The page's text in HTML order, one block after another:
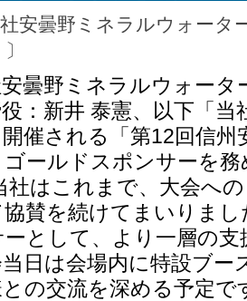
社安曇野ミネラルウォー
曇野ミネラルウォータ
：新井 泰憲、以下「
開催される「第12回信
ゴールドスポンサーを
社はこれまで、大会へ
賛を続けてまいりま
ーとして、より一層の
日は会場内に特設ブ
の交流を深める予定で